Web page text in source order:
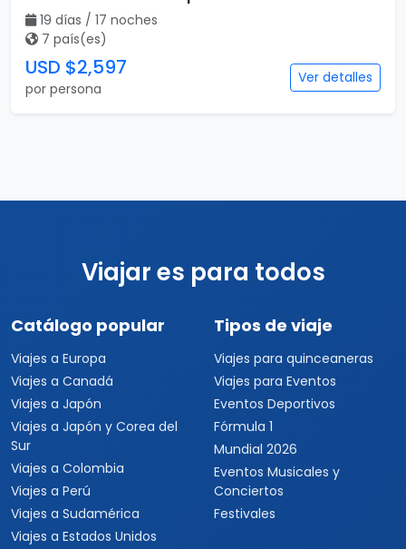
19 días / 17 noches
7 país(es)
USD $2,597
por persona
Ver detalles
Viajar es para todos
Catálogo popular
Viajes a Europa
Viajes a Canadá
Viajes a Japón
Viajes a Japón y Corea del
Sur
Viajes a Colombia
Viajes a Perú
Viajes a Sudamérica
Viajes a Estados Unidos
Tipos de viaje
Viajes para quinceaneras
Viajes para Eventos
Eventos Deportivos
Fórmula 1
Mundial 2026
Eventos Musicales y
Conciertos
Festivales